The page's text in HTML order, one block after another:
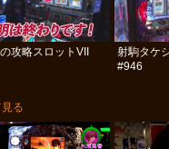
攻略スロットVII
射駒タケ
#946
る